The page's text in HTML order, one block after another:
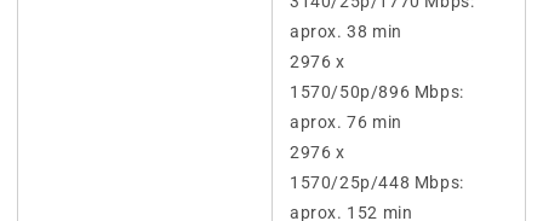
aprox. 38 min
2976 x
1570/50p/896 Mbps:
aprox. 76 min
2976 x
1570/25p/448 Mbps:
aprox. 152 min